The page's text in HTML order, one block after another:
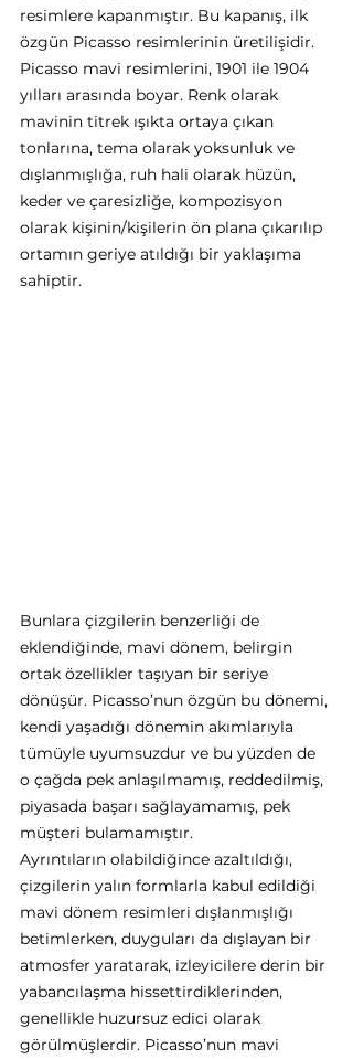
resimlere kapanmıştır. Bu kapanış, ilk
özgün Picasso resimlerinin üretilişidir.
Picasso mavi resimlerini, 1901 ile 1904
yılları arasında boyar. Renk olarak
mavinin titrek ışıkta ortaya çıkan
tonlarına, tema olarak yoksunluk ve
dışlanmışlığa, ruh hali olarak hüzün,
keder ve çaresizliğe, kompozisyon
olarak kişinin/kişilerin ön plana çıkarılıp
ortamın geriye atıldığı bir yaklaşıma
sahiptir.
Bunlara çizgilerin benzerliği de
eklendiğinde, mavi dönem, belirgin
ortak özellikler taşıyan bir seriye
dönüşür. Picasso’nun özgün bu dönemi,
kendi yaşadığı dönemin akımlarıyla
tümüyle uyumsuzdur ve bu yüzden de
o çağda pek anlaşılmamış, reddedilmiş,
piyasada başarı sağlayamamış, pek
müşteri bulamamıştır.
Ayrıntıların olabildiğince azaltıldığı,
çizgilerin yalın formlarla kabul edildiği
mavi dönem resimleri dışlanmışlığı
betimlerken, duyguları da dışlayan bir
atmosfer yaratarak, izleyicilere derin bir
yabancılaşma hissettirdiklerinden,
genellikle huzursuz edici olarak
görülmüşlerdir. Picasso’nun mavi